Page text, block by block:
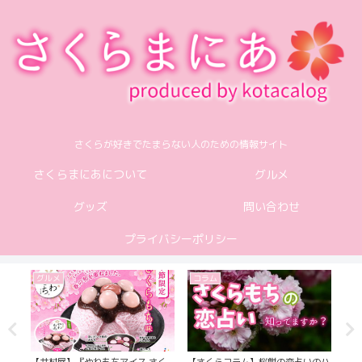
さくらが好きでたまらない人のための情報サイト
さくらまにあについて グルメ
グッズ 問い合わせ
プライバシーポリシー
グルメ コラム